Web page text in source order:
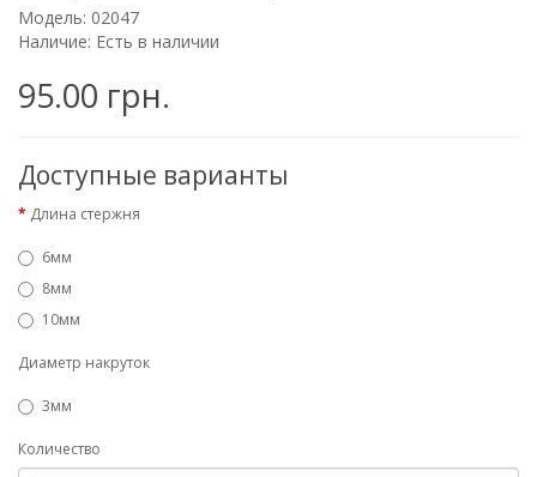
Модель: 02047
Наличие: Есть в наличии
95.00 грн.
Доступные варианты
Длина стержня
6мм
8мм
10мм
Диаметр накруток
3мм
Количество